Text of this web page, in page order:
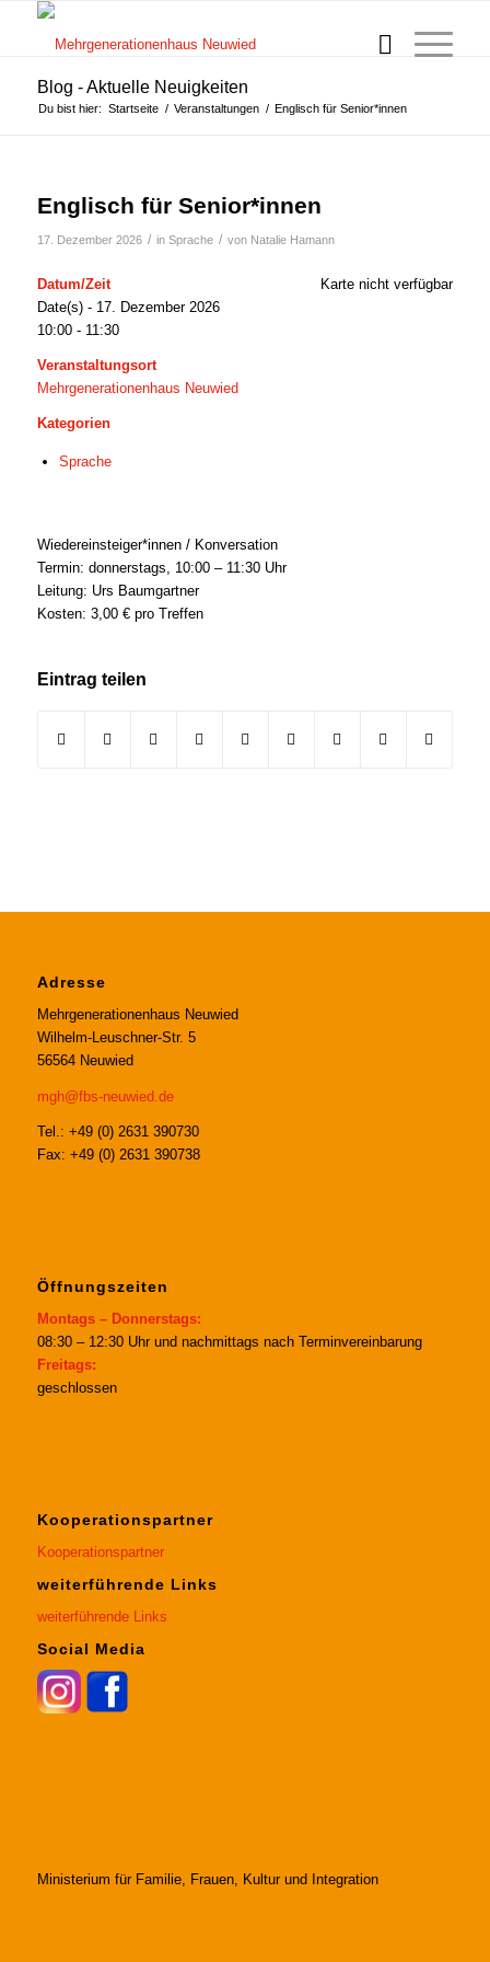
Blog - Aktuelle Neuigkeiten
Du bist hier: Startseite / Veranstaltungen / Englisch für Senior*innen
Englisch für Senior*innen
17. Dezember 2026 / in Sprache / von Natalie Hamann
Karte nicht verfügbar
Datum/Zeit
Date(s) - 17. Dezember 2026
10:00 - 11:30
Veranstaltungsort
Mehrgenerationenhaus Neuwied
Kategorien
Sprache
Wiedereinsteiger*innen / Konversation
Termin: donnerstags, 10:00 – 11:30 Uhr
Leitung: Urs Baumgartner
Kosten: 3,00 € pro Treffen
Eintrag teilen
Adresse
Mehrgenerationenhaus Neuwied
Wilhelm-Leuschner-Str. 5
56564 Neuwied
mgh@fbs-neuwied.de
Tel.: +49 (0) 2631 390730
Fax: +49 (0) 2631 390738
Öffnungszeiten
Montags – Donnerstags:
08:30 – 12:30 Uhr und nachmittags nach Terminvereinbarung
Freitags:
geschlossen
Kooperationspartner
Kooperationspartner
weiterführende Links
weiterführende Links
Social Media
Ministerium für Familie, Frauen, Kultur und Integration